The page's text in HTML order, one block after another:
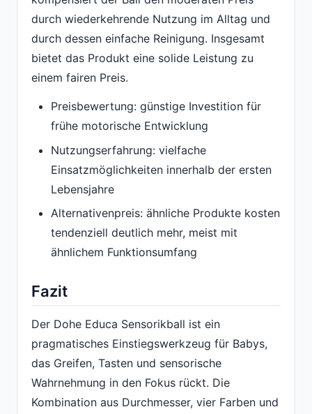
durch wiederkehrende Nutzung im Alltag und
durch dessen einfache Reinigung. Insgesamt
bietet das Produkt eine solide Leistung zu
einem fairen Preis.
Preisbewertung: günstige Investition für
frühe motorische Entwicklung
Nutzungserfahrung: vielfache
Einsatzmöglichkeiten innerhalb der ersten
Lebensjahre
Alternativenpreis: ähnliche Produkte kosten
tendenziell deutlich mehr, meist mit
ähnlichem Funktionsumfang
Fazit
Der Dohe Educa Sensorikball ist ein
pragmatisches Einstiegswerkzeug für Babys,
das Greifen, Tasten und sensorische
Wahrnehmung in den Fokus rückt. Die
Kombination aus Durchmesser, vier Farben und